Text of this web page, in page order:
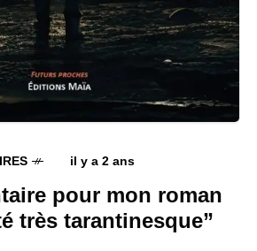
il y a 2 ans
pour mon roman
très tarantinesque”